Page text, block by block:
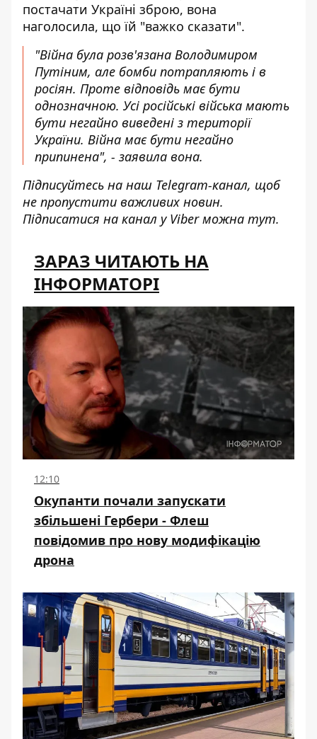
постачати Україні зброю, вона
наголосила, що їй "важко сказати".
"Війна була розв'язана Володимиром
Путіним, але бомби потрапляють і в
росіян. Проте відповідь має бути
однозначною. Усі російські війська мають
бути негайно виведені з території
України. Війна має бути негайно
припинена", - заявила вона.
Підписуйтесь на наш Telegram-канал, щоб
не пропустити важливих новин.
Підписатися на канал у Viber можна тут.
ЗАРАЗ ЧИТАЮТЬ НА
ІНФОРМАТОРІ
12:10
Окупанти почали запускати
збільшені Гербери - Флеш
повідомив про нову модифікацію
дрона